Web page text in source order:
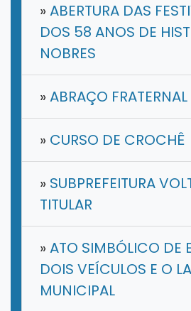
»ABERTURA DAS
DOS 58 ANOS DE
NOBRES
»ABRAÇO FRATERNAL
» CURSO DE CROCHÊ
» SUBPREFEITURA
TITULAR
»ATO SIMBÓLICO DE
DOIS VEÍCULOS E O
MUNICIPAL